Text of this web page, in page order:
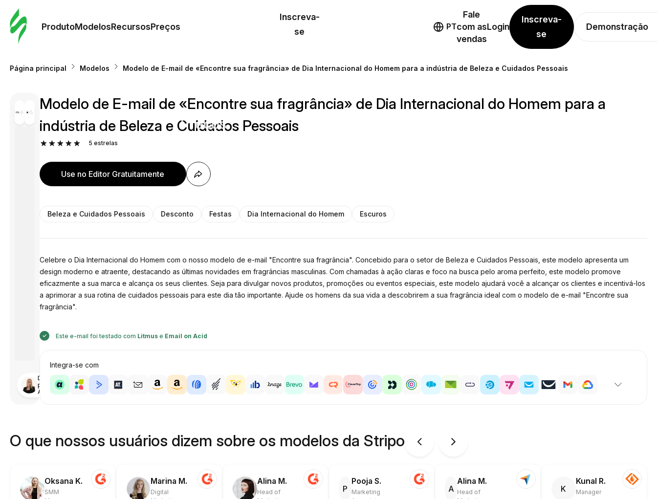
ProdutoModelosRecursosPreços
Preços
Inscreva-
se
PT
Fale
com as
vendas
Login
Inscreva-
se
Demonstração
Página principal Modelos Modelo de E-mail de «Encontre sua fragrância» de Dia Internacional do Homem para a indústria de Beleza e Cuidados Pessoais
Desenhado
por
Anastasiia
Modelo de E-mail de «Encontre sua fragrância» de Dia Internacional do Homem para a
indústria de Beleza e Cuidados Pessoais
5 estrelas
Use no Editor Gratuitamente
Beleza e Cuidados Pessoais Desconto Festas Dia Internacional do Homem Escuros
Celebre o Dia Internacional do Homem com o nosso modelo de e-mail "Encontre sua fragrância". Concebido para o setor de Beleza e Cuidados Pessoais, este modelo apresenta um
design moderno e atraente, destacando as últimas novidades em fragrâncias masculinas. Com chamadas à ação claras e foco na busca pelo aroma perfeito, este modelo promove
eficazmente a sua marca e alcança os seus clientes. Seja para divulgar novos produtos, promoções ou eventos especiais, este modelo ajudará você a alcançar os clientes e incentivá-los
a aprimorar a sua rotina de cuidados pessoais para este dia tão importante. Ajude os homens da sua vida a descobrirem a sua fragrância ideal com o modelo de e-mail "Encontre sua
fragrância".
Este e-mail foi testado com Litmuse Email on Acid
Integra-se com
O que nossos usuários dizem sobre os modelos da Stripo
Oksana K.
SMM
Marina M.
Digital
Alina M.
Head of
P
Pooja S.
Marketing
A
Alina M.
Head of
K
Kunal R.
Manager